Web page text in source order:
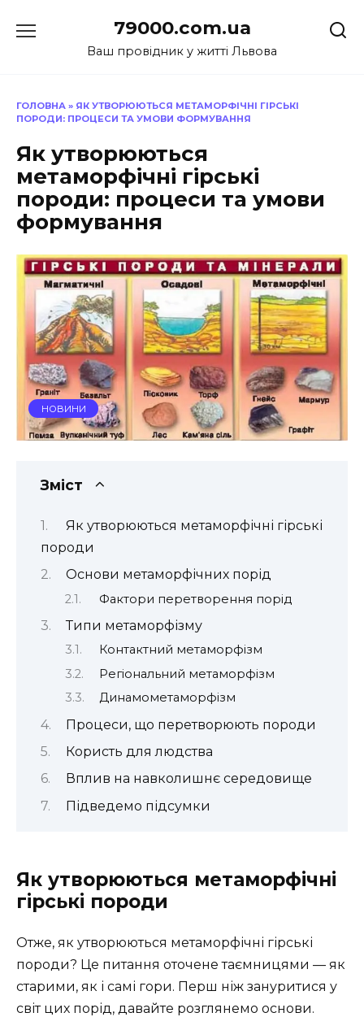
до
79000.com.ua
Ваш провідник у житті Львова
ГОЛОВНА » ЯК УТВОРЮЮТЬСЯ МЕТАМОРФІЧНІ ГІРСЬКІ
ПОРОДИ: ПРОЦЕСИ ТА УМОВИ ФОРМУВАННЯ
Як утворюються
метаморфічні гірські
породи: процеси та умови
формування
НОВИНИ
Зміст
Як утворюються метаморфічні гірські
породи
Основи метаморфічних порід
Фактори перетворення порід
Типи метаморфізму
Контактний метаморфізм
Регіональний метаморфізм
Динамометаморфізм
Процеси, що перетворюють породи
Користь для людства
Вплив на навколишнє середовище
Підведемо підсумки
Як утворюються метаморфічні
гірські породи
Отже, як утворюються метаморфічні гірські
породи? Це питання оточене таємницями — як
старими, як і самі гори. Перш ніж зануритися у
світ цих порід, давайте розглянемо основи.